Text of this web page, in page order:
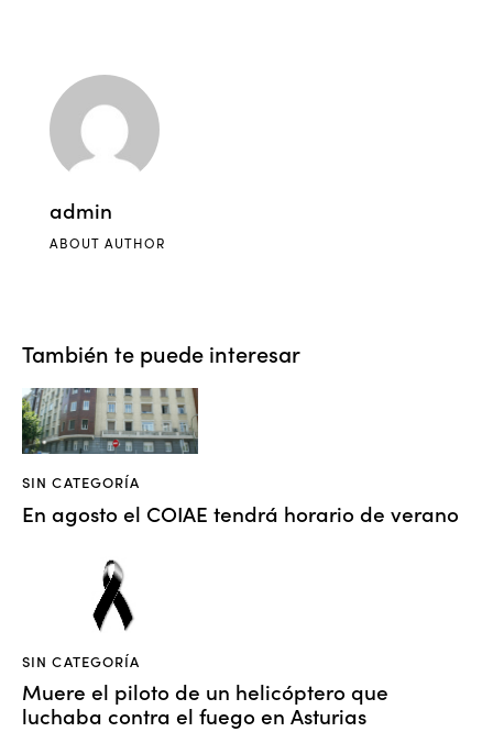
admin
ABOUT AUTHOR
También te puede interesar
SIN CATEGORÍA
En agosto el COIAE tendrá horario de verano
SIN CATEGORÍA
Muere el piloto de un helicóptero que
luchaba contra el fuego en Asturias